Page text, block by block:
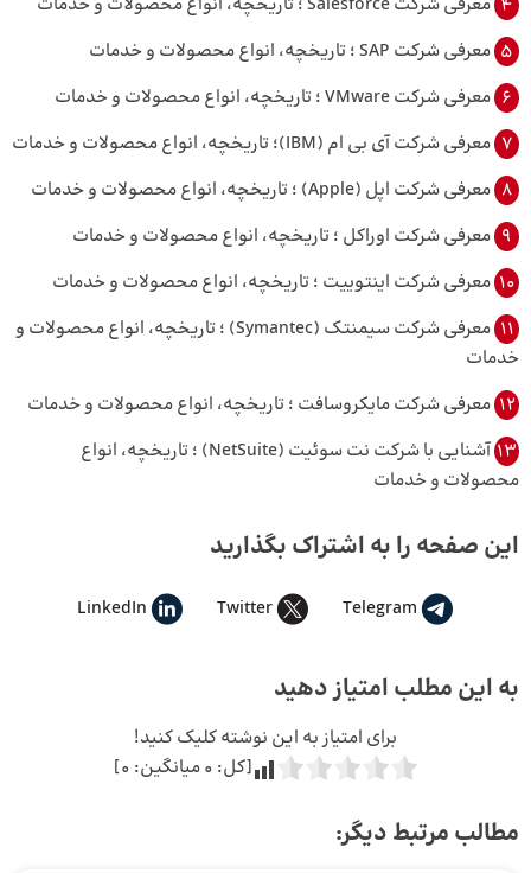
5 معرفی شرکت SAP ؛ تاریخچه، انواع محصولات و خدمات
6 معرفی شرکت VMware ؛ تاریخچه، انواع محصولات و خدمات
7 معرفی شرکت آی بی ام (IBM)؛ تاریخچه، انواع محصولات و خدمات
8 معرفی شرکت اپل (Apple) ؛ تاریخچه، انواع محصولات و خدمات
9 معرفی شرکت اوراکل ؛ تاریخچه، انواع محصولات و خدمات
10 معرفی شرکت اینتوییت ؛ تاریخچه، انواع محصولات و خدمات
11
معرفی شرکت سیمنتک (Symantec) ؛ تاریخچه، انواع محصولات و
خدمات
12 معرفی شرکت مایکروسافت ؛ تاریخچه، انواع محصولات و خدمات
13
آشنایی با شرکت نت سوئیت (NetSuite) ؛ تاریخچه، انواع
محصولات و خدمات
این صفحه را به اشتراک بگذارید
Telegram
Twitter
LinkedIn
به این مطلب امتیاز دهید
برای امتیاز به این نوشته کلیک کنید!
[کل: 0میانگین: 0
]
مطالب مرتبط دیگر: